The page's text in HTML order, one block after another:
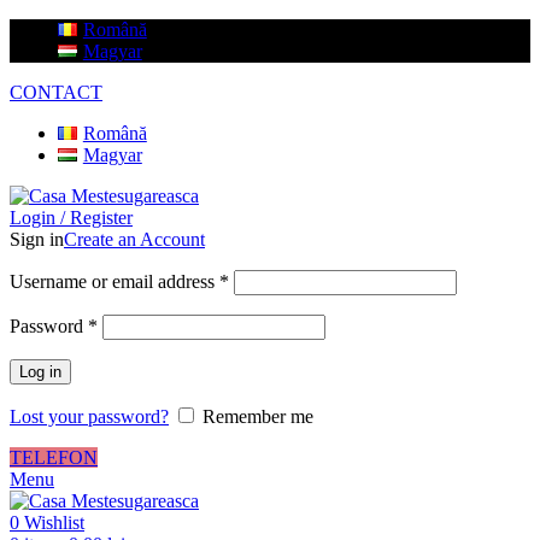
Română
Magyar
CONTACT
Română
Magyar
Login / Register
Sign inCreate an Account
Username or email address *
Password *
Log in
Lost your password?
Remember me
TELEFON
Menu
0 Wishlist